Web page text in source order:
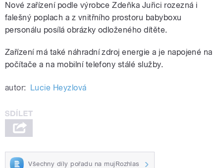
Nové zařízení podle výrobce Zdeňka Juřici rozezná i
falešný poplach a z vnitřního prostoru babyboxu
personálu posílá obrázky odloženého dítěte.
Zařízení má také náhradní zdroj energie a je napojené na
počítače a na mobilní telefony stálé služby.
autor: Lucie Heyzlová
Všechny díly pořadu na mujRozhlas